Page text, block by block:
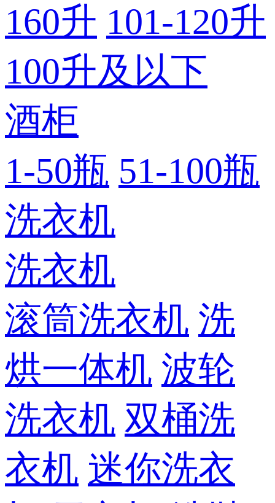
160升 101-120升
100升及以下
酒柜
1-50瓶 51-100瓶
洗衣机
洗衣机
滚筒洗衣机 洗
烘一体机 波轮
洗衣机 双桶洗
衣机 迷你洗衣